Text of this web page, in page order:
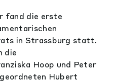
fand die erste
in Strassburg statt.
die
Hoop und Peter
Hubert